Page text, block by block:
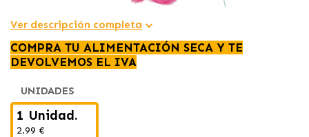
Ver descripción completa
COMPRA TU ALIMENTACIÓN SECA Y TE
DEVOLVEMOS EL IVA
UNIDADES
1 Unidad.
2.99 €